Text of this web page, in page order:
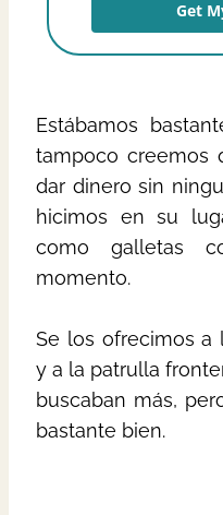
Get
Estábamos
tampoco creemos
dar dinero sin
hicimos en su
como galletas
momento.
Se los ofrecimos a
y a la patrulla
buscaban más,
bastante bien.